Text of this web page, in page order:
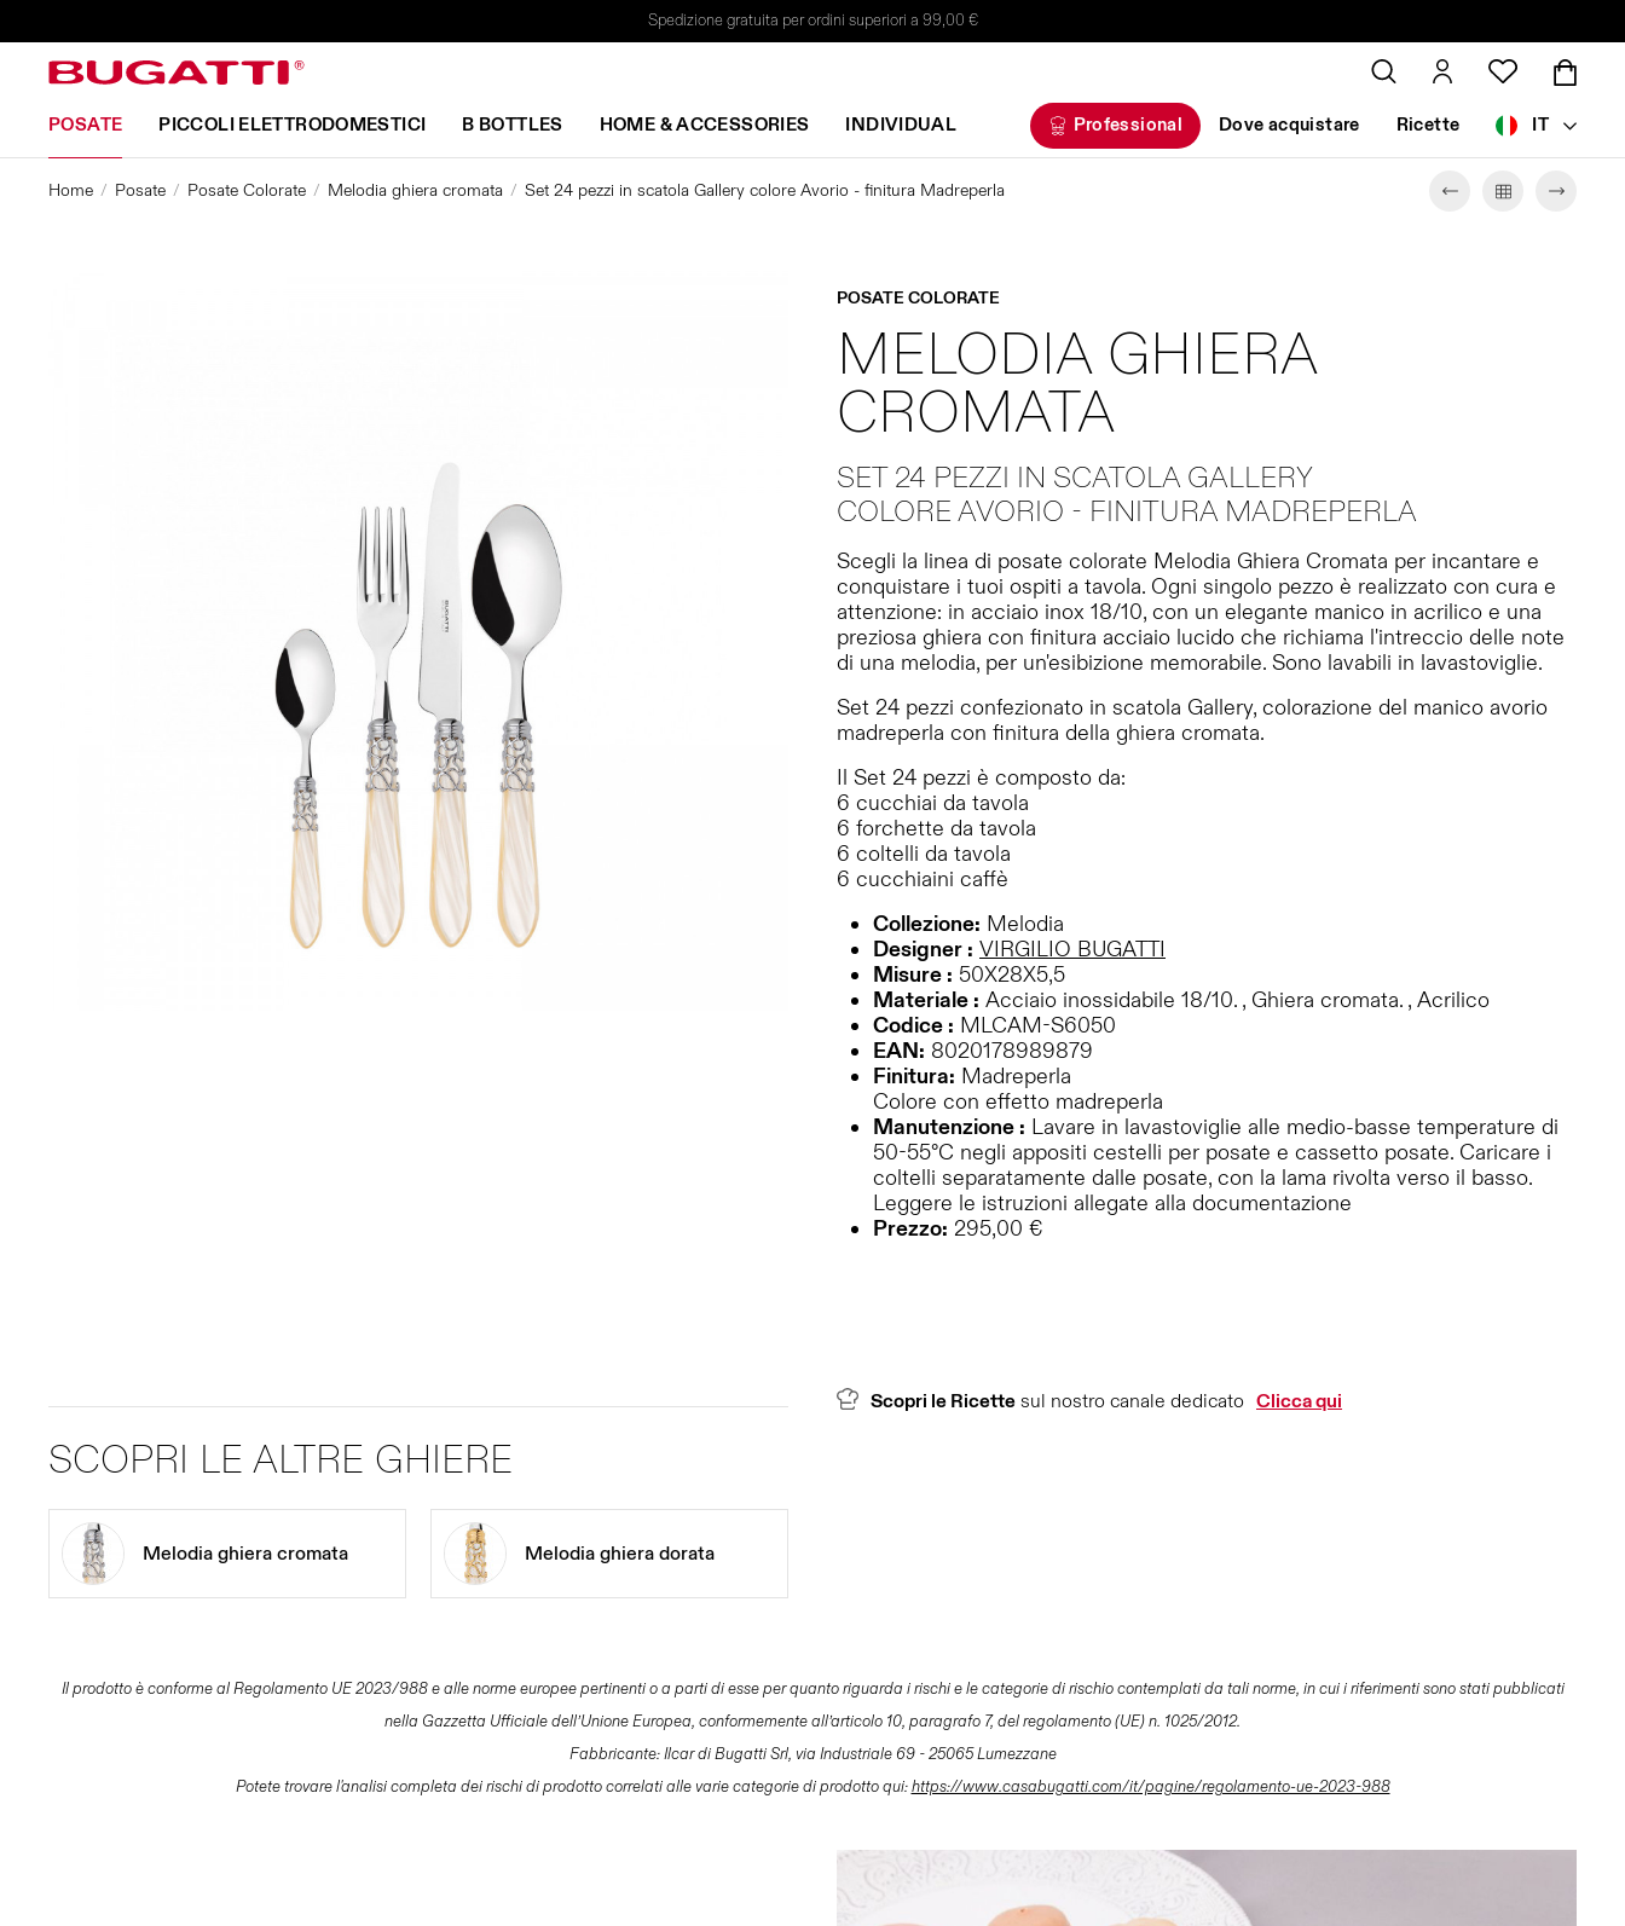
Spedizione gratuita per ordini superiori a 99,00 €
POSATE PICCOLI ELETTRODOMESTICI B BOTTLES HOME & ACCESSORIES INDIVIDUAL Professional Dove acquistare Ricette IT
Home Posate Posate Colorate Melodia ghiera cromata Set 24 pezzi in scatola Gallery colore Avorio - finitura Madreperla
POSATE COLORATE
MELODIA GHIERA
CROMATA
SET 24 PEZZI IN SCATOLA GALLERY
COLORE AVORIO - FINITURA MADREPERLA
Scegli la linea di posate colorate Melodia Ghiera Cromata per incantare e
conquistare i tuoi ospiti a tavola. Ogni singolo pezzo è realizzato con cura e
attenzione: in acciaio inox 18/10, con un elegante manico in acrilico e una
preziosa ghiera con finitura acciaio lucido che richiama l'intreccio delle note
di una melodia, per un'esibizione memorabile. Sono lavabili in lavastoviglie.
Set 24 pezzi confezionato in scatola Gallery, colorazione del manico avorio
madreperla con finitura della ghiera cromata.
Il Set 24 pezzi è composto da:
6 cucchiai da tavola
6 forchette da tavola
6 coltelli da tavola
6 cucchiaini caffè
Collezione: Melodia
Designer : VIRGILIO BUGATTI
Misure : 50X28X5,5
Materiale : Acciaio inossidabile 18/10. , Ghiera cromata. , Acrilico
Codice : MLCAM-S6050
EAN: 8020178989879
Finitura: Madreperla
Colore con effetto madreperla
Manutenzione : Lavare in lavastoviglie alle medio-basse temperature di
50-55°C negli appositi cestelli per posate e cassetto posate. Caricare i
coltelli separatamente dalle posate, con la lama rivolta verso il basso.
Leggere le istruzioni allegate alla documentazione
Prezzo: 295,00 €
SCOPRI LE ALTRE GHIERE
Melodia ghiera cromata Melodia ghiera dorata
Scopri le Ricette sul nostro canale dedicato Clicca qui
Il prodotto è conforme al Regolamento UE 2023/988 e alle norme europee pertinenti o a parti di esse per quanto riguarda i rischi e le categorie di rischio contemplati da tali norme, in cui i riferimenti sono stati pubblicati
nella Gazzetta Ufficiale dell’Unione Europea, conformemente all’articolo 10, paragrafo 7, del regolamento (UE) n. 1025/2012.
Fabbricante: Ilcar di Bugatti Srl, via Industriale 69 - 25065 Lumezzane
Potete trovare l'analisi completa dei rischi di prodotto correlati alle varie categorie di prodotto qui:https://www.casabugatti.com/it/pagine/regolamento-ue-2023-988